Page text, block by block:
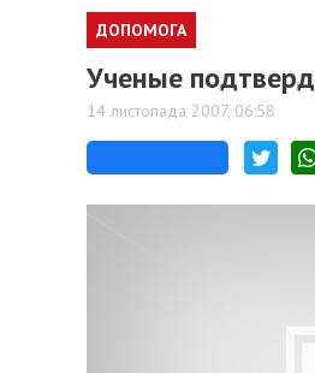
ДОПОМОГА
Ученые
14 листопада 2007, 06:58